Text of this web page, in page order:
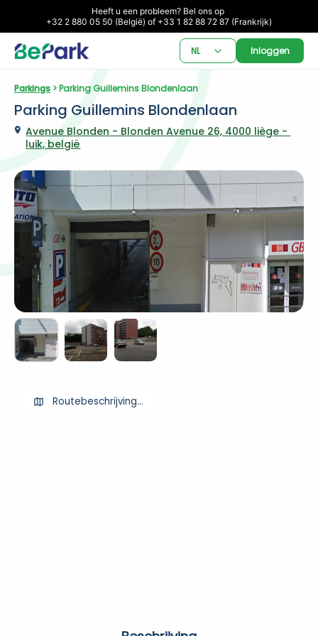
Heeft u een probleem? Bel ons op
+32 2 880 05 50 (België) of +33 1 82 88 72 87 (Frankrijk)
NL Inloggen
Parkings > Parking Guillemins Blondenlaan
Parking Guillemins Blondenlaan
Avenue Blonden - Blonden Avenue 26, 4000 liège -
luik, belgië
Routebeschrijving ophalen